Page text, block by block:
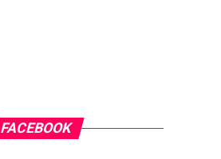
FACEBOOK